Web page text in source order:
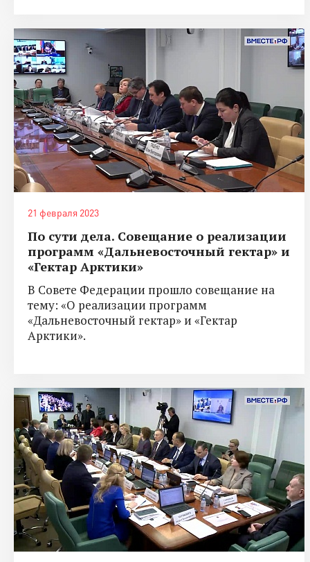
21 февраля 2023
По сути дела. Совещание о реализации
программ «Дальневосточный гектар» и
«Гектар Арктики»
В Совете Федерации прошло совещание на
тему: «О реализации программ
«Дальневосточный гектар» и «Гектар
Арктики».